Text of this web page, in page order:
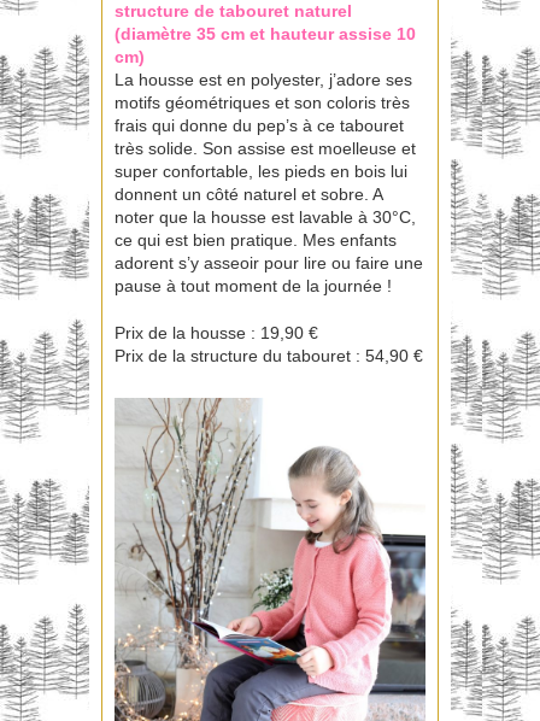
structure de tabouret naturel
(diamètre 35 cm et hauteur assise 10
cm)
La housse est en polyester, j’adore ses
motifs géométriques et son coloris très
frais qui donne du pep’s à ce tabouret
très solide. Son assise est moelleuse et
super confortable, les pieds en bois lui
donnent un côté naturel et sobre. A
noter que la housse est lavable à 30°C,
ce qui est bien pratique. Mes enfants
adorent s’y asseoir pour lire ou faire une
pause à tout moment de la journée !
Prix de la housse : 19,90 €
Prix de la structure du tabouret : 54,90 €